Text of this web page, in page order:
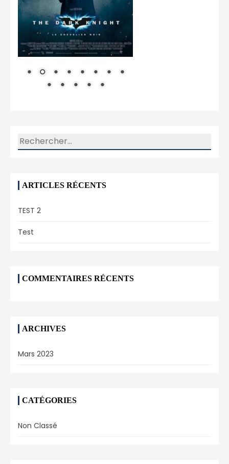
Rechercher :
ARTICLES RÉCENTS
TEST 2
Test
COMMENTAIRES RÉCENTS
ARCHIVES
Mars 2023
CATÉGORIES
Non Classé